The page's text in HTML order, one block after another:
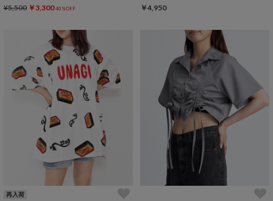
¥5,500 ￥3,300 40%OFF ￥4,950
再入荷